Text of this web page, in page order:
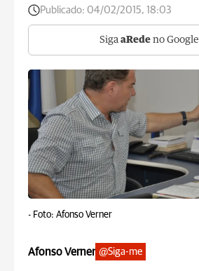
Publicado: 04/02/2015, 18:03
Siga aRede no Google
- Foto: Afonso Verner
Afonso Verner @Siga-me